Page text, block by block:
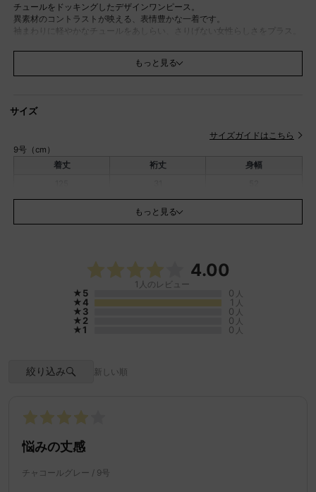
チュールをドッキングしたデザインワンピース。
異素材のコントラストが映える、表情豊かな一着です。
袖まわりに軽やかなチュールをあしらい、さりげない女性らしさをプラス。
裾にはボタン式のスリットを備え、シルエットの変化を楽しめる仕様に仕上
げました。
ースです。
モデル：168cm
※撮影画像は、光の当たり具合やお使いのモニター設定、お部屋の照明等に
より実際の商品と色味が異なる場合がございます。一番実物に近いお色味は
本体 綿：100％
別布布帛部分 綿：65％、ポリエステル：32％、ポリ
一部あり
アイボリー若干あり
※インナーのカラー等をお気をつけ下さい
本体部分あり
裏地
なし
※白色・淡色物とは分けて、出来るだけ単品で洗濯してください
※着用時にベルト、バッグや周囲の壁など、表面の粗いものとの引っ掛かり
にご注意して下さい。
※ポリ袋に入れたまま、あるいは湿度の多いところで保管しないでくださ
い。
もっと見る
サイズ
サイズガイドはこちら
9号（cm）
着丈
裄丈
身幅
もっと見る
4.00
1 人のレビュー
★5 0 人
★4 1 人
★3 0 人
★2 0 人
★1 0 人
絞り込み 新しい順
悩みの丈感
チャコールグレー / 9号